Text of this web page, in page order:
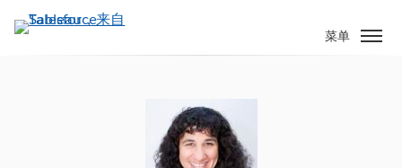
转
菜单